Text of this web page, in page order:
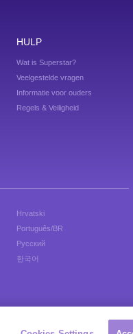
HULP
Wat is Superstar?
Veelgestelde vragen
Informatie voor ouders
Regels & Veiligheid
Hrvatski
Português/BR
Русский
한국어